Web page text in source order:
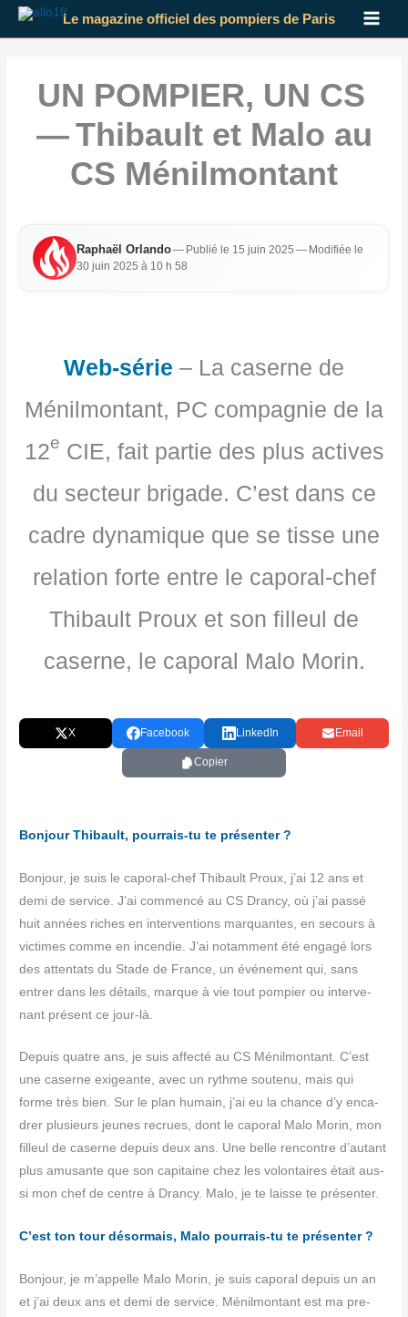
Aller
Le magazine officiel des pompiers de Paris
UN POMPIER, UN CS
— Thibault et Malo au
CS Ménilmontant
Raphaël Orlan­do— Publié le 15 juin 2025 — Modi­fiée le
30 juin 2025 à 10 h 58
Web-série – La caserne de
Ménilmontant, PC compagnie de la
12e CIE, fait partie des plus actives
du secteur brigade. C’est dans ce
cadre dynamique que se tisse une
relation forte entre le caporal-chef
Thibault Proux et son filleul de
caserne, le caporal Malo Morin.
X Facebook LinkedIn Email
Copier
Bon­jour Thi­bault, pour­rais-tu te présenter ?
Bon­jour, je suis le capo­ral-chef Thi­bault Proux, j’ai 12 ans et
demi de ser­vice. J’ai com­men­cé au CS Dran­cy, où j’ai pas­sé
huit années riches en inter­ven­tions mar­quantes, en secours à
vic­times comme en incen­die. J’ai notam­ment été enga­gé lors
des atten­tats du Stade de France, un évé­ne­ment qui, sans
entrer dans les détails, marque à vie tout pom­pier ou inter­ve­
nant pré­sent ce jour-là.
Depuis quatre ans, je suis affec­té au CS Ménil­mon­tant. C’est
une caserne exi­geante, avec un rythme sou­te­nu, mais qui
forme très bien. Sur le plan humain, j’ai eu la chance d’y enca­
drer plu­sieurs jeunes recrues, dont le capo­ral Malo Morin, mon
filleul de caserne depuis deux ans. Une belle ren­contre d’autant
plus amu­sante que son capi­taine chez les volon­taires était aus­
si mon chef de centre à Dran­cy. Malo, je te laisse te présenter.
C’est ton tour désor­mais, Malo pour­rais-tu te présenter ?
Bon­jour, je m’ap­pelle Malo Morin, je suis capo­ral depuis un an
et j’ai deux ans et demi de ser­vice. Ménil­mon­tant est ma pre­